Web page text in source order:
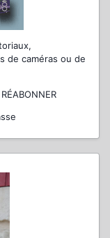
de caméras ou de